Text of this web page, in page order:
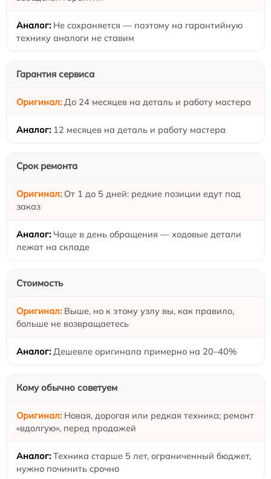
Не сохраняется — поэтому на гарантийную
технику аналоги не ставим
Гарантия сервиса
До 24 месяцев на деталь и работу мастера
12 месяцев на деталь и работу мастера
Срок ремонта
От 1 до 5 дней: редкие позиции едут под
заказ
Чаще в день обращения — ходовые детали
лежат на складе
Стоимость
Выше, но к этому узлу вы, как правило,
больше не возвращаетесь
Дешевле оригинала примерно на 20–40%
Кому обычно советуем
Новая, дорогая или редкая техника; ремонт
«вдолгую», перед продажей
Техника старше 5 лет, ограниченный бюджет,
нужно починить срочно